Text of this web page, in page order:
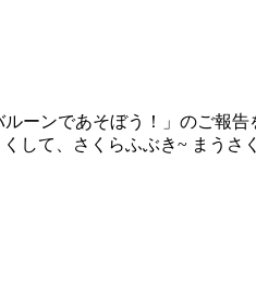
ーンであそぼう！」のご報
して、さくらふぶき~ まうさ